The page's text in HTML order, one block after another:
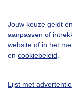
Jouw keuze geldt
aanpassen of
website of in het
en cookiebeleid
Lijst met
Privacy beleid
Cookie beleid